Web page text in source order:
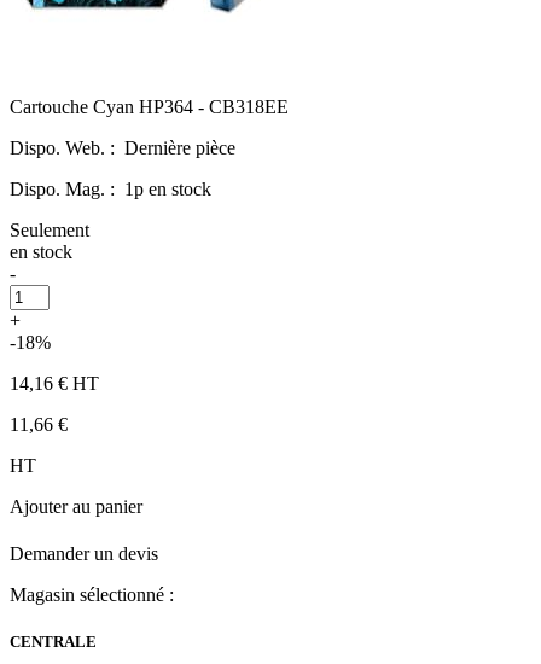
Cartouche Cyan HP364 - CB318EE
Dispo. Web. : Dernière pièce
Dispo. Mag. : 1p en stock
Seulement
en stock
-
+
-18%
14,16 € HT
11,66 €
HT
Ajouter au panier
Demander un devis
Magasin sélectionné :
CENTRALE